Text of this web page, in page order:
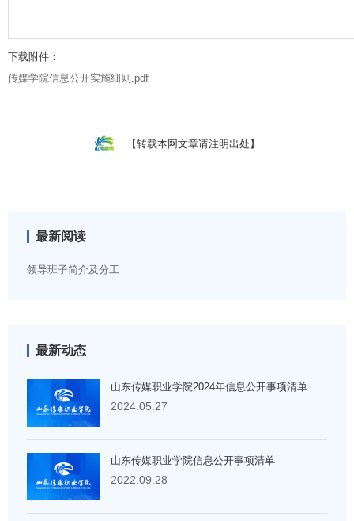
下载附件：
传媒学院信息公开实施细则.pdf
【转载本网文章请注明出处】
最新阅读
领导班子简介及分工
最新动态
山东传媒职业学院2024年信息公开事项清单
2024.05.27
山东传媒职业学院信息公开事项清单
2022.09.28